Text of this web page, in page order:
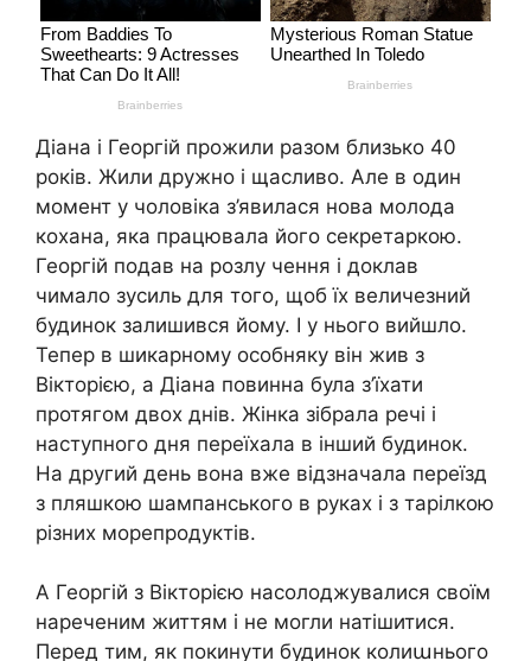
Діана і Георгій прожили разом близько 40
років. Жили дружно і щасливо. Але в один
момент у чоловіка з’явилася нова молода
кохана, яка працювала його секретаркою.
Георгій подав на розлу чення і доклав
чимало зусиль для того, щоб їх величезний
будинок залишився йому. І у нього вийшло.
Тепер в шикарному особняку він жив з
Вікторією, а Діана повинна була з’їхати
протягом двох днів. Жінка зібрала речі і
наступного дня переїхала в інший будинок.
На другий день вона вже відзначала переїзд
з пляшкою шампанського в руках і з тарілкою
різних морепродуктів.
А Георгій з Вікторією насолоджувалися своїм
нареченим життям і не могли натішитися.
Перед тим, як покинути будинок колиաнього